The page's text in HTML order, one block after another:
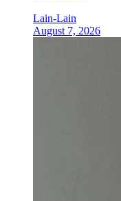
Lain-Lain
August 7, 2026